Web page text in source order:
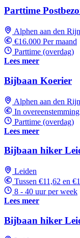
Parttime
Alphen aan den Rijn
€16.000 Per maand
Parttime (overdag)
Lees meer
Bijbaan Koerier
Alphen aan den Rijn
In overeenstemming
Parttime (overdag)
Lees meer
Bijbaan hiker
Leiden
Tussen €11,62 en
8 - 40 uur per week
Lees meer
Bijbaan hiker